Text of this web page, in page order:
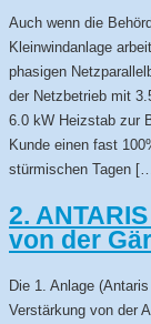
Auch wenn die
Kleinwindanlage
phasigen
der Netzbetrieb mit
6.0 kW Heizstab zur
Kunde einen fast
stürmischen Tagen
2.
von der
Die 1. Anlage
Verstärkung von der